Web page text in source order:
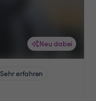
Neu dabei
Sehr erfahren